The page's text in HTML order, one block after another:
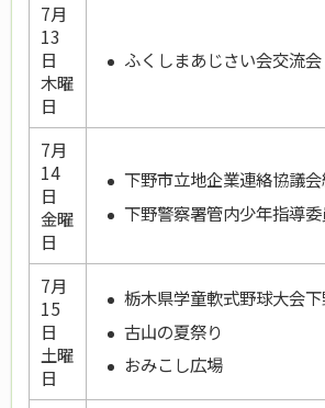
7月
13
日
木曜
日
ふくしまあじさい会交流会
7月
14
日
金曜
日
下野市立地企業連絡協議
下野警察署管内少年指導
7月
15
日
土曜
日
栃木県学童軟式野球大会
古山の夏祭り
おみこし広場